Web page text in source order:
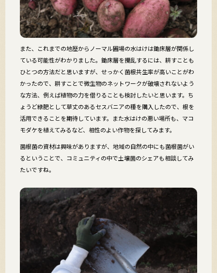
また、これまでの地歴からノーマル圃場の水はけは鋤床層が関係し
ている可能性がわかりました。鋤床層を攪乱するには、耕すことも
ひとつの方法だと思いますが、せっかく菌根共生率が高いことがわ
かったので、耕すことで微生物のネットワークが破壊されないよう
な方法、例えば植物の力を借りることも検討したいと思います。ち
ょうど緑肥として草丈のあるセスバニアの種を購入したので、根を
活用できることを期待しています。また水はけの悪い場所も、マコ
モダケを植えてみるなど、相性のよい作物を探してみます。
菌根菌の資材は興味がありますが、地域の自然の中にも菌根菌がい
るということで、コミュニティの中で土壌菌のシェアも相談してみ
たいですね。